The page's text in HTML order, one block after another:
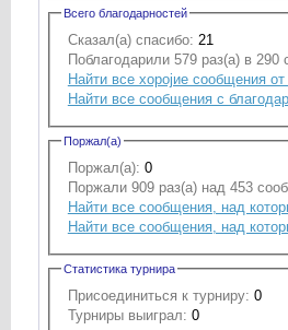
Всего благодарностей
Сказал(а) спасибо: 21
Поблагодарили 579 раз(а) в 290
Найти все хоројие сообщения
Найти все сообщения с
Поржал(а)
Поржал(а): 0
Поржали 909 раз(а) над 453
Найти все сообщения, над
Найти все сообщения, над
Статистика турнира
Присоединиться к турниру: 0
Турниры выиграл: 0